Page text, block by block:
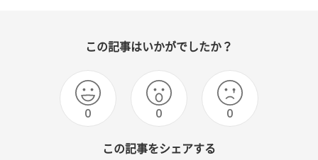
この記事はいかがでしたか？
0 0 0
この記事をシェアする